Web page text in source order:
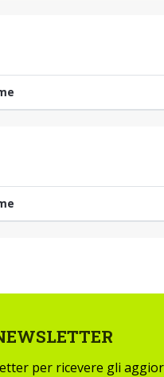
per ricevere gli